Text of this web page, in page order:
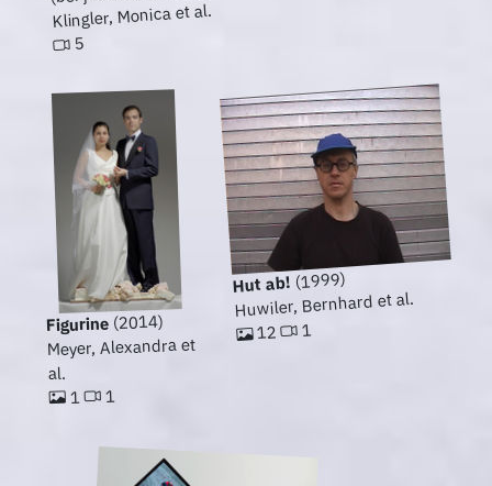
Klingler, Monica et al.
5
Figurine(2014)
Meyer, Alexandra et
al.
1 1
Hut ab! (1999)
Huwiler, Bernhard et al.
12 1